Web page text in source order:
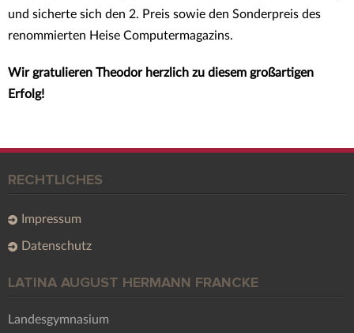
und sicherte sich den 2. Preis sowie den Sonderpreis des
renommierten Heise Computermagazins.
Wir gratulieren Theodor herzlich zu diesem großartigen
Erfolg!
RECHTLICHES
Impressum
Datenschutz
LATINA AUGUST HERMANN FRANCKE
Landesgymnasium